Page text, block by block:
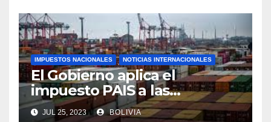
IMPUESTOS NACIONALES NOTICIAS INTERNACIONALES
El Gobierno aplica el
impuesto PAIS a las
importaciones de algunos
JUL 25, 2023 BOLIVIA